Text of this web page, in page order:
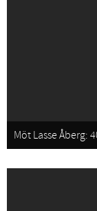
Möt Lasse Åberg: